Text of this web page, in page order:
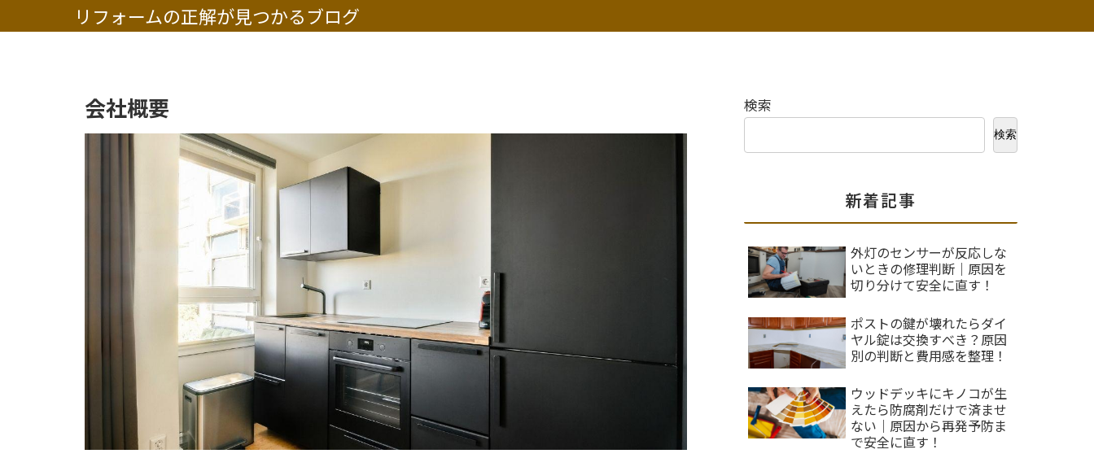
リフォームの正解が見つかるブログ
会社概要 検索
検索
新着記事
外灯のセンサーが反応しな
いときの修理判断｜原因を
切り分けて安全に直す！
ポストの鍵が壊れたらダイ
ヤル錠は交換すべき？原因
別の判断と費用感を整理！
ウッドデッキにキノコが生
えたら防腐剤だけで済ませ
ない｜原因から再発予防ま
で安全に直す！